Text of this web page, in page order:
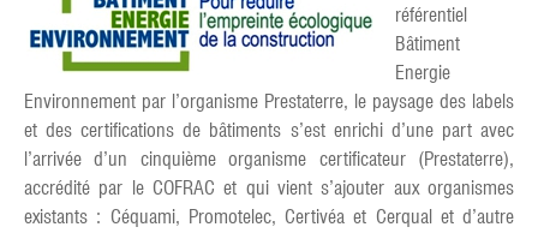
référentiel
Bâtiment
Energie
Environnement par l’organisme Prestaterre, le paysage des labels
et des certifications de bâtiments s’est enrichi d’une part avec
l’arrivée d’un cinquième organisme certificateur (Prestaterre),
accrédité par le COFRAC et qui vient s’ajouter aux organismes
existants : Céquami, Promotelec, Certivéa et Cerqual et d’autre